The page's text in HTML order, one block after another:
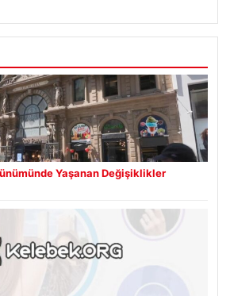
Yaşanan Değişiklikler